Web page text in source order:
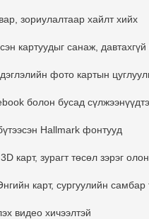
зориулалтаар хайлт хийх
картуудыг санаж,
фото картын
болон бусад
Hallmark фонтууд
карт, зурагт төсөл зэрэг
карт, сургуулийн
видео хичээлтэй